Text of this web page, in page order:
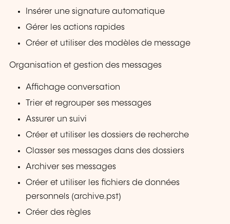
Insérer une signature automatique
Gérer les actions rapides
Créer et utiliser des modèles de message
Organisation et gestion des messages
Affichage conversation
Trier et regrouper ses messages
Assurer un suivi
Créer et utiliser les dossiers de recherche
Classer ses messages dans des dossiers
Archiver ses messages
Créer et utiliser les fichiers de données
personnels (archive.pst)
Créer des règles